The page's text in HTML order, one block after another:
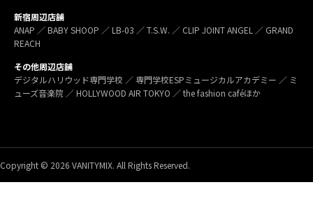
新宿周辺店舗
ANAP ／ BABY SHOOP ／ LB-03 ／ T.S.W. ／ CLIP JOINT ANGEL ／ GRAND
REACH
その他周辺店舗
デジタルハリウッド専門学校 ／ 専門学校ESPミュージカルアカデミー ／ ミ
ューズ音楽院 ／ HOLLYWOOD AIR TOKYO ／ the fashion caféほか
Copyright © 2026 VANITYMIX. All Rights Reserved.